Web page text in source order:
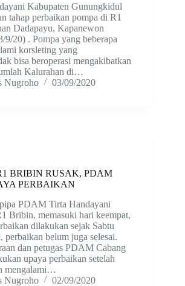
Kabupaten Gunungkidul
tahap perbaikan pompa di R1
Dadapayu, Kapanewon
9/20) . Pompa yang beberapa
korsleting yang
bisa beroperasi mengakibatkan
Kalurahan di…
Nugroho
03/09/2020
BRIBIN RUSAK, PDAM
PERBAIKAN
PDAM Tirta Handayani
Bribin, memasuki hari keempat,
dilakukan sejak Sabtu
perbaikan belum juga selesai.
dan petugas PDAM Cabang
upaya perbaikan setelah
mengalami…
Nugroho
02/09/2020